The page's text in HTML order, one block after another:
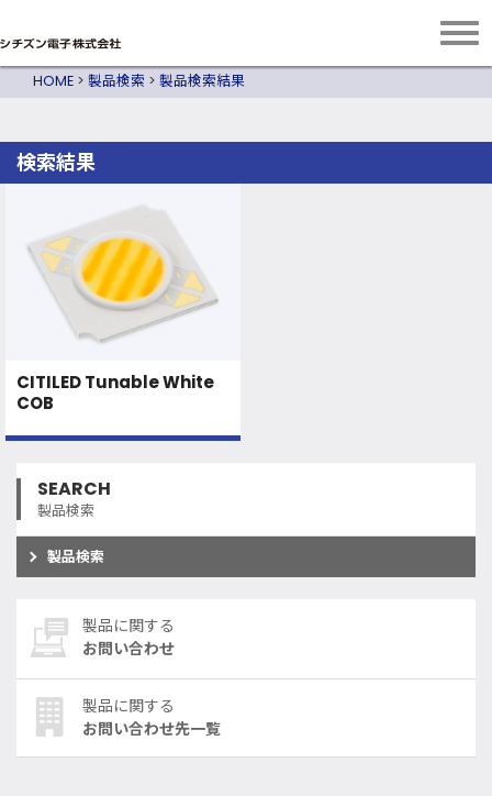
HOME > 製品検索 > 製品検索結果
検索結果
CITILED Tunable White
COB
SEARCH
製品検索
製品検索
製品に関する
お問い合わせ
製品に関する
お問い合わせ先一覧